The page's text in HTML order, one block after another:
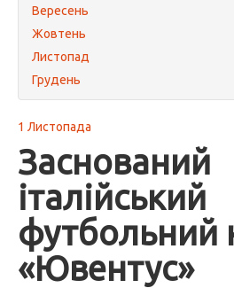
Вересень
Жовтень
Листопад
Грудень
1 Листопада
Заснований
італійський
футбольний
«Ювентус»